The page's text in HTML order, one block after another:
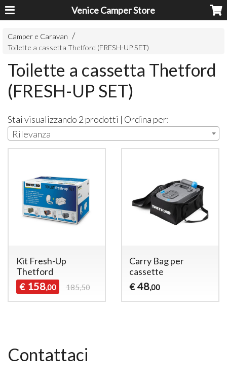
Venice Camper Store
Camper e Caravan
Toilette a cassetta Thetford (FRESH-UP SET)
Toilette a cassetta Thetford
(FRESH-UP SET)
Stai visualizzando 2 prodotti | Ordina per:
Rilevanza
Kit Fresh-Up
Thetford
€ 158,00 185,50
Carry Bag per
cassette
€ 48,00
Contattaci